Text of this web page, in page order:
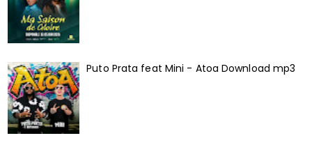
Puto Prata feat Mini - Atoa Download mp3